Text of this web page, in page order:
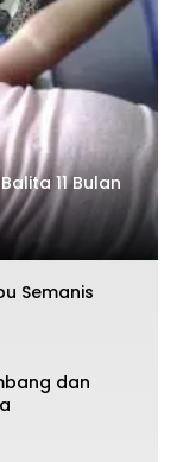
11 Bulan
Semanis
dan